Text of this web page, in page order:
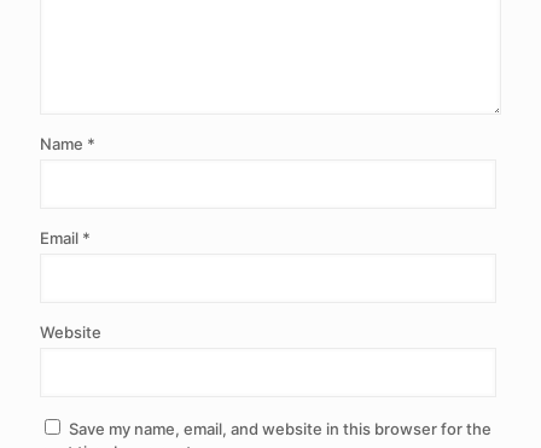
Name *
Email *
Website
Save my name, email, and website in this browser for the